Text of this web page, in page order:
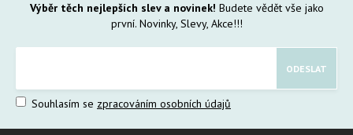
Výběr těch nejlepších slev a novinek! Budete vědět vše jako
první. Novinky, Slevy, Akce!!!
Souhlasím se zpracováním osobních údajů